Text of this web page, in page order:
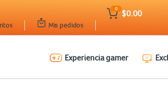
Mis pedidos
0
$0.00
Experiencia gamer